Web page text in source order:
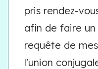
pris rendez-
afin de faire
requête de
l'union